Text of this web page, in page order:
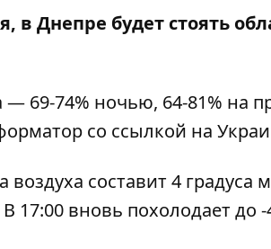
в Днепре будет стоять
— 69-74% ночью, 64-81% на
со ссылкой на
составит 4
17:00 вновь похолодает до